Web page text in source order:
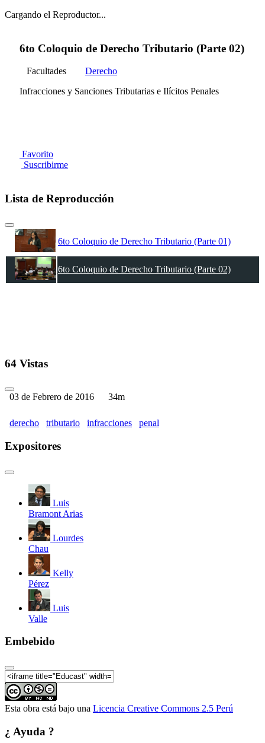
Cargando el Reproductor...
6to Coloquio de Derecho Tributario (Parte 02)
Facultades
Derecho
Infracciones y Sanciones Tributarias e Ilícitos Penales
Favorito
Suscribirme
Lista de Reproducción
6to Coloquio de Derecho Tributario (Parte 01)
6to Coloquio de Derecho Tributario (Parte 02)
64 Vistas
03 de Febrero de 2016 34m
derecho tributario infracciones penal
Expositores
Luis
Bramont Arias
Lourdes
Chau
Kelly
Pérez
Luis
Valle
Embebido
Esta obra está bajo una Licencia Creative Commons 2.5 Perú
¿ Ayuda ?